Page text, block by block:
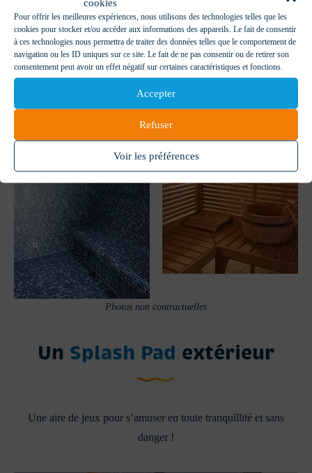
Pour offrir les meilleures expériences, nous utilisons des technologies telles que les
cookies pour stocker et/ou accéder aux informations des appareils. Le fait de consentir
à ces technologies nous permettra de traiter des données telles que le comportement de
navigation ou les ID uniques sur ce site. Le fait de ne pas consentir ou de retirer son
consentement peut avoir un effet négatif sur certaines caractéristiques et fonctions.
Accepter
Refuser
Voir les préférences
Photos non contractuelles
1 sauna / 1 hammam / douches à jets / 1 solarium (espace
détente au soleil)
Un Splash Pad extérieur
Une aire de jeux pour s’amuser en toute tranquillité et sans
danger !